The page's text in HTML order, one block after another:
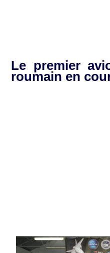
Le premier
roumain en